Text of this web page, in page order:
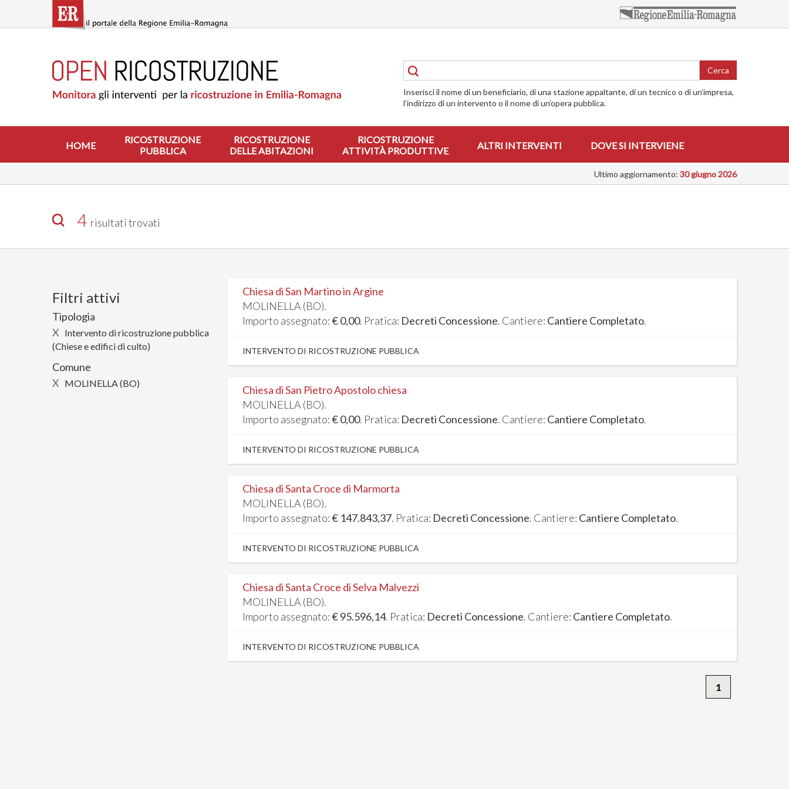
contenuto
RICOSTRUZIONE
PUBBLICA
ABITAZIONI
RICOSTRUZIONE
ATTIVITÀ
INTERVENTI
SI
Cerca
Inserisci il nome di un beneficiario, di una stazione appaltante, di un tecnico o di un’impresa,
l’indirizzo di un intervento o il nome di un’opera pubblica.
HOME
RICOSTRUZIONE
PUBBLICA
RICOSTRUZIONE
DELLE ABITAZIONI
RICOSTRUZIONE
ATTIVITÀ PRODUTTIVE
ALTRI INTERVENTI DOVE SI INTERVIENE
Ultimo aggiornamento: 30 giugno 2026
4 risultati trovati
Filtri attivi
Tipologia
X Intervento di ricostruzione pubblica
(Chiese e edifici di culto)
Comune
X MOLINELLA (BO)
Chiesa di San Martino in Argine
MOLINELLA (BO).
Importo assegnato:€ 0,00. Pratica: Decreti Concessione. Cantiere: Cantiere Completato.
INTERVENTO DI RICOSTRUZIONE PUBBLICA
Chiesa di San Pietro Apostolo chiesa
MOLINELLA (BO).
Importo assegnato:€ 0,00. Pratica: Decreti Concessione. Cantiere: Cantiere Completato.
INTERVENTO DI RICOSTRUZIONE PUBBLICA
Chiesa di Santa Croce di Marmorta
MOLINELLA (BO).
Importo assegnato:€ 147.843,37. Pratica: Decreti Concessione. Cantiere: Cantiere Completato.
INTERVENTO DI RICOSTRUZIONE PUBBLICA
Chiesa di Santa Croce di Selva Malvezzi
MOLINELLA (BO).
Importo assegnato:€ 95.596,14. Pratica: Decreti Concessione. Cantiere: Cantiere Completato.
INTERVENTO DI RICOSTRUZIONE PUBBLICA
1